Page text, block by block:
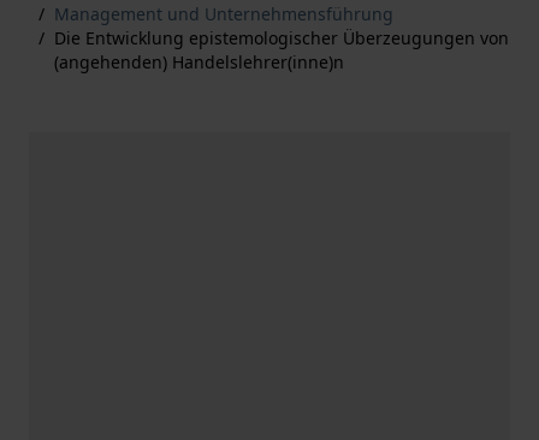
/ Management und Unternehmensführung
/ Die Entwicklung epistemologischer Überzeugungen von
(angehenden) Handelslehrer(inne)n